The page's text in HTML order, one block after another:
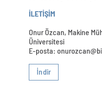
İLETİŞİM
Onur Özcan, Makine
Üniversitesi
E-posta:
İndir